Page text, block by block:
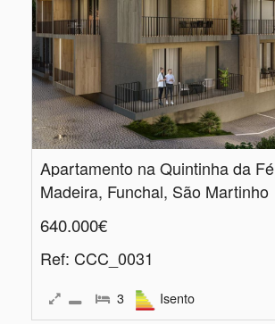
Apartamento na Quintinha da Fé
Madeira, Funchal, São Martinho
640.000€
Ref: CCC_0031
3 Isento